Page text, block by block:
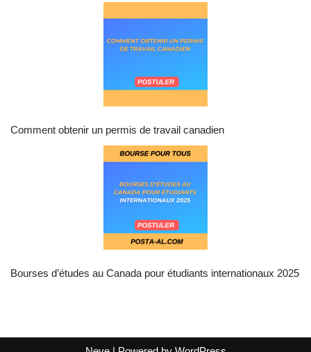
Comment obtenir un permis de travail canadien
Bourses d’études au Canada pour étudiants internationaux 2025